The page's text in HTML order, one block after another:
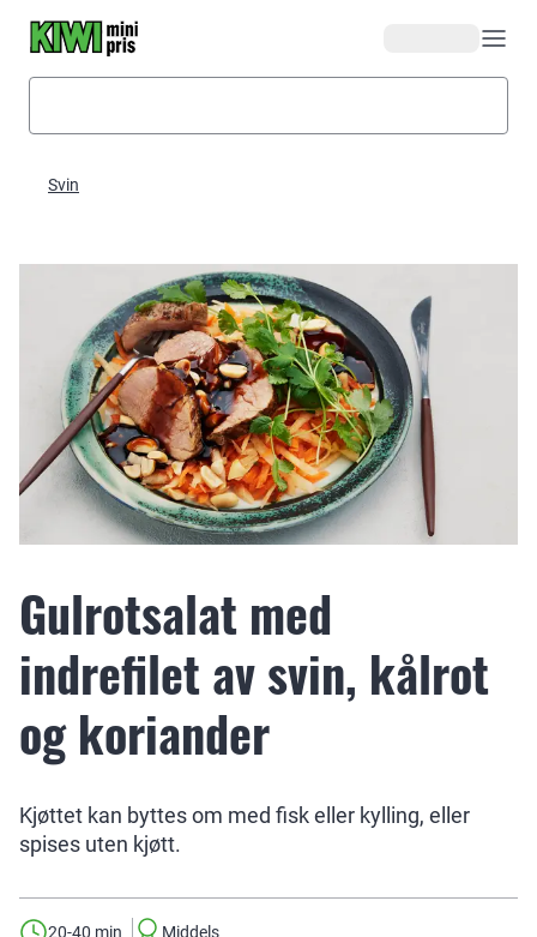
Svin
Gulrotsalat med
indrefilet av svin, kålrot
og koriander
Kjøttet kan byttes om med fisk eller kylling, eller
spises uten kjøtt.
20-40 min Middels